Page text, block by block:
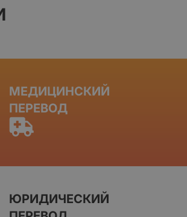
МЕДИЦИНСКИЙ
ПЕРЕВОД
ЮРИДИЧЕСКИЙ